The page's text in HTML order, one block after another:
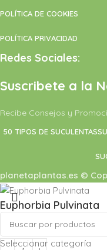
POLÍTICA DE COOKIES
POLÍTICA PRIVACIDAD
Redes Sociales:
Suscribete a la
Recibe Consejos y
50 TIPOS DE SUCULENTAS
planetaplantas.es ©
Seleccionar categoría
Euphorbia Pulvinata
12,50 €